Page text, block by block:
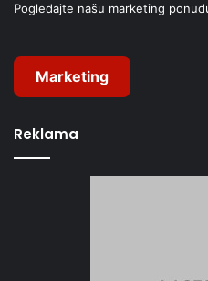
Pogledajte našu marketing
Marketing
Reklama